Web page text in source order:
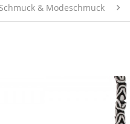
Schmuck & Modeschmuck